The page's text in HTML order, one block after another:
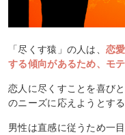
「尽くす猿」の人は、恋
する傾向があるため、モ
恋人に尽くすことを喜び
のニーズに応えようとする
男性は直感に従うため一